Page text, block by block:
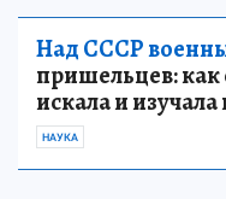
Над СССР
пришельцев: как
искала и
НАУКА